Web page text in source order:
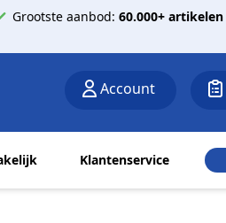
Grootste aanbod: 60.000+ artikelen
Account
Klantenservice